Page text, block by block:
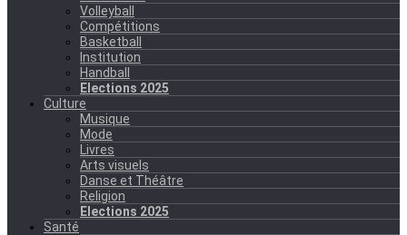
Volleyball
Compétitions
Basketball
Institution
Handball
Elections 2025
Culture
Musique
Mode
Livres
Arts visuels
Danse et Théâtre
Religion
Elections 2025
Santé